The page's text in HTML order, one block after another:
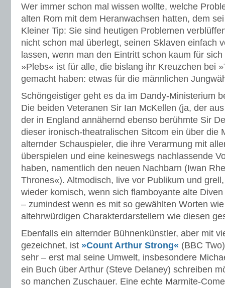
Wer immer schon mal wissen wollte, welche
alten Rom mit dem Heranwachsen hatten, dem
Kleiner Tip: Sie sind heutigen Problemen
nicht schon mal überlegt, seinen Sklaven einfach
lassen, wenn man den Eintritt schon kaum für
»Plebs« ist für alle, die bislang ihr Kreuzchen bei
gemacht haben: etwas für die männlichen
Schöngeistiger geht es da im Dandy-Ministerium
Die beiden Veteranen Sir Ian McKellen (ja, der
der in England annähernd ebenso berühmte Sir
dieser ironisch-theatralischen Sitcom ein über die
alternder Schauspieler, die ihre Verarmung mit
überspielen und eine keineswegs nachlassende
haben, namentlich den neuen Nachbarn (Iwan
Thrones«). Altmodisch, live vor Publikum und
wieder komisch, wenn sich flamboyante alte
– zumindest wenn es mit so gewählten Worten
altehrwürdigen Charakterdarstellern wie diesen
Ebenfalls ein alternder Bühnenkünstler, aber mit
gezeichnet, ist »Count Arthur Strong« (BBC
sehr – erst mal seine Umwelt, insbesondere
ein Buch über Arthur (Steve Delaney) schreiben
so manchen Zuschauer. Eine echte Marmite-